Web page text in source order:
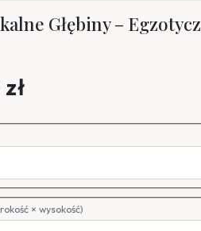
Głębiny –
× wysokość)